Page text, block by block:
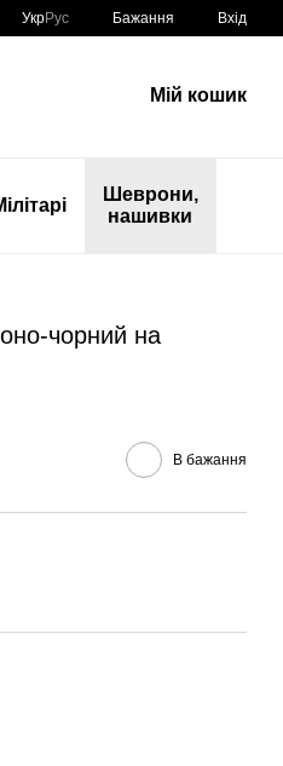
УкрРус Бажання Вхід
Мій кошик
Шеврони,
нашивки
чорний на
В бажання